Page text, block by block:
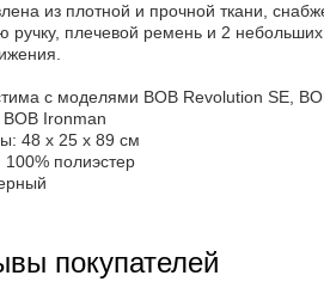
из плотной и прочной ткани,
ручку, плечевой ремень и 2 небольших
с моделями BOB Revolution SE,
Ironman
48 x 25 x 89 см
100% полиэстер
покупателей